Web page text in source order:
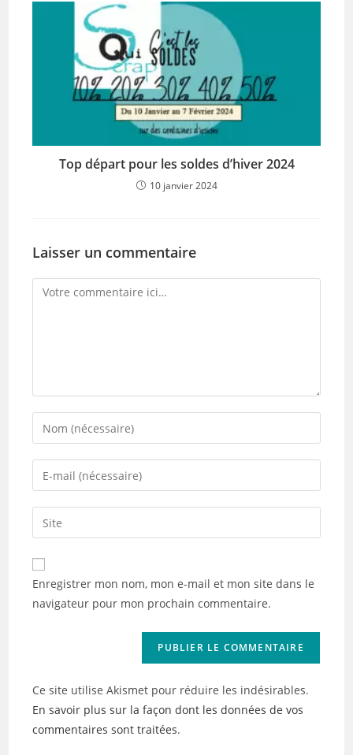
Top départ pour les soldes d’hiver 2024
10 janvier 2024
Laisser un commentaire
Comment
Enter
your
name
comment
Enter
your
email
address
comment
Saisir
l’URL
de
votre
(facultatif)
Enregistrer mon nom, mon e-mail et mon site dans le
navigateur pour mon prochain commentaire.
Ce site utilise Akismet pour réduire les indésirables.
En savoir plus sur la façon dont les données de vos
commentaires sont traitées.